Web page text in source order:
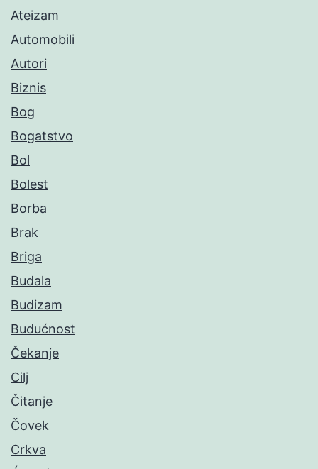
Ateizam
Automobili
Autori
Biznis
Bog
Bogatstvo
Bol
Bolest
Borba
Brak
Briga
Budala
Budizam
Budućnost
Čekanje
Cilj
Čitanje
Čovek
Crkva